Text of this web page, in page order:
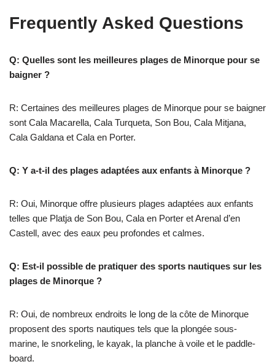
Frequently Asked Questions
Q: Quelles sont les meilleures plages de Minorque pour se
baigner ?
R: Certaines des meilleures plages de Minorque pour se baigner
sont Cala Macarella, Cala Turqueta, Son Bou, Cala Mitjana,
Cala Galdana et Cala en Porter.
Q: Y a-t-il des plages adaptées aux enfants à Minorque ?
R: Oui, Minorque offre plusieurs plages adaptées aux enfants
telles que Platja de Son Bou, Cala en Porter et Arenal d’en
Castell, avec des eaux peu profondes et calmes.
Q: Est-il possible de pratiquer des sports nautiques sur les
plages de Minorque ?
R: Oui, de nombreux endroits le long de la côte de Minorque
proposent des sports nautiques tels que la plongée sous-
marine, le snorkeling, le kayak, la planche à voile et le paddle-
board.